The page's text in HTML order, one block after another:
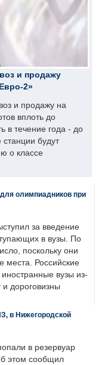
и продажу
2»
и продажу на
вплоть до
в течение года - до
будут
о классе
олимпиадников при
за введение
в вузы. По
поскольку они
места. Российские
вузы из-
дороговизны
в Нижегородской
в резервуар
этом сообщил